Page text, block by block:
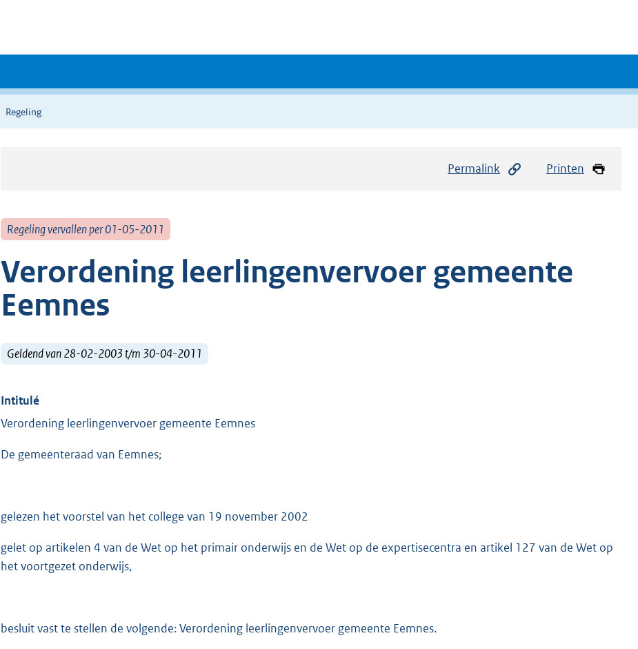
Regeling
Permalink Printen
Regeling vervallen per 01-05-2011
Verordening leerlingenvervoer gemeente
Eemnes
Geldend van 28-02-2003 t/m 30-04-2011
Intitulé
Verordening leerlingenvervoer gemeente Eemnes
De gemeenteraad van Eemnes;
gelezen het voorstel van het college van 19 november 2002
gelet op artikelen 4 van de Wet op het primair onderwijs en de Wet op de expertisecentra en artikel 127 van de Wet op
het voortgezet onderwijs,
besluit vast te stellen de volgende: Verordening leerlingenvervoer gemeente Eemnes.